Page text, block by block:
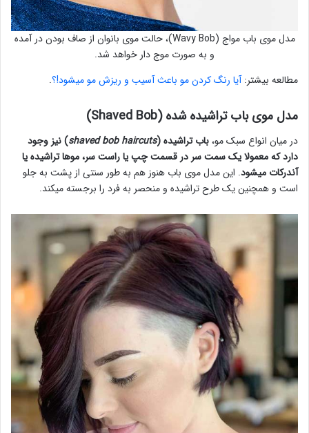
مدل موی باب مواج (Wavy Bob)، حالت موی بانوان از صاف بودن در آمده
و به صورت موج دار خواهد شد.
مطالعه بیشتر:آیا رنگ کردن مو باعث آسیب و ریزش مو میشود!؟.
مدل موی باب تراشیده شده (Shaved Bob)
در میان انواع سبک مو،باب تراشیده (shaved bob haircuts) نیز وجود
دارد که معمولا یک سمت سر در قسمت چپ یا راست سر، موها تراشیده یا
آندرکات میشود. این مدل موی باب هنوز هم به طور سنتی از پشت به جلو
است و همچنین یک طرح تراشیده و منحصر به فرد را برجسته میکند.